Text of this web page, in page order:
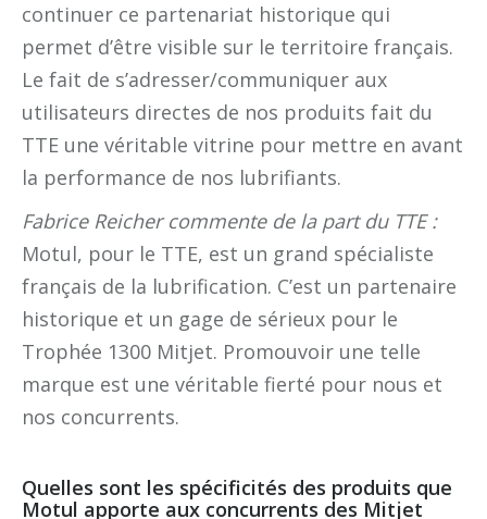
continuer ce partenariat historique qui
permet d’être visible sur le territoire français.
Le fait de s’adresser/communiquer aux
utilisateurs directes de nos produits fait du
TTE une véritable vitrine pour mettre en avant
la performance de nos lubrifiants.
Fabrice Reicher commente de la part du TTE :
Motul, pour le TTE, est un grand spécialiste
français de la lubrification. C’est un partenaire
historique et un gage de sérieux pour le
Trophée 1300 Mitjet. Promouvoir une telle
marque est une véritable fierté pour nous et
nos concurrents.
Quelles sont les spécificités des produits que
Motul apporte aux concurrents des Mitjet